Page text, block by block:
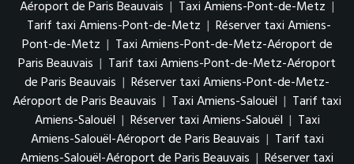
Aéroport de Paris Beauvais | Taxi Amiens-Pont-de-Metz |
Tarif taxi Amiens-Pont-de-Metz | Réserver taxi Amiens-
Pont-de-Metz | Taxi Amiens-Pont-de-Metz-Aéroport de
Paris Beauvais | Tarif taxi Amiens-Pont-de-Metz-Aéroport
de Paris Beauvais | Réserver taxi Amiens-Pont-de-Metz-
Aéroport de Paris Beauvais | Taxi Amiens-Salouël | Tarif taxi
Amiens-Salouël | Réserver taxi Amiens-Salouël | Taxi
Amiens-Salouël-Aéroport de Paris Beauvais | Tarif taxi
Amiens-Salouël-Aéroport de Paris Beauvais | Réserver taxi